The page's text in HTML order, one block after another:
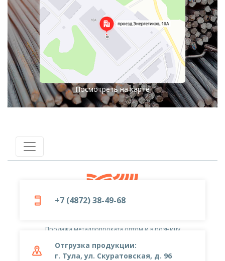
Посмотреть на карте
+7 (4872) 38-49-68
Отгрузка продукции:
г. Тула, ул. Скуратовская, д. 96
Продажа металлопроката оптом и в розницу